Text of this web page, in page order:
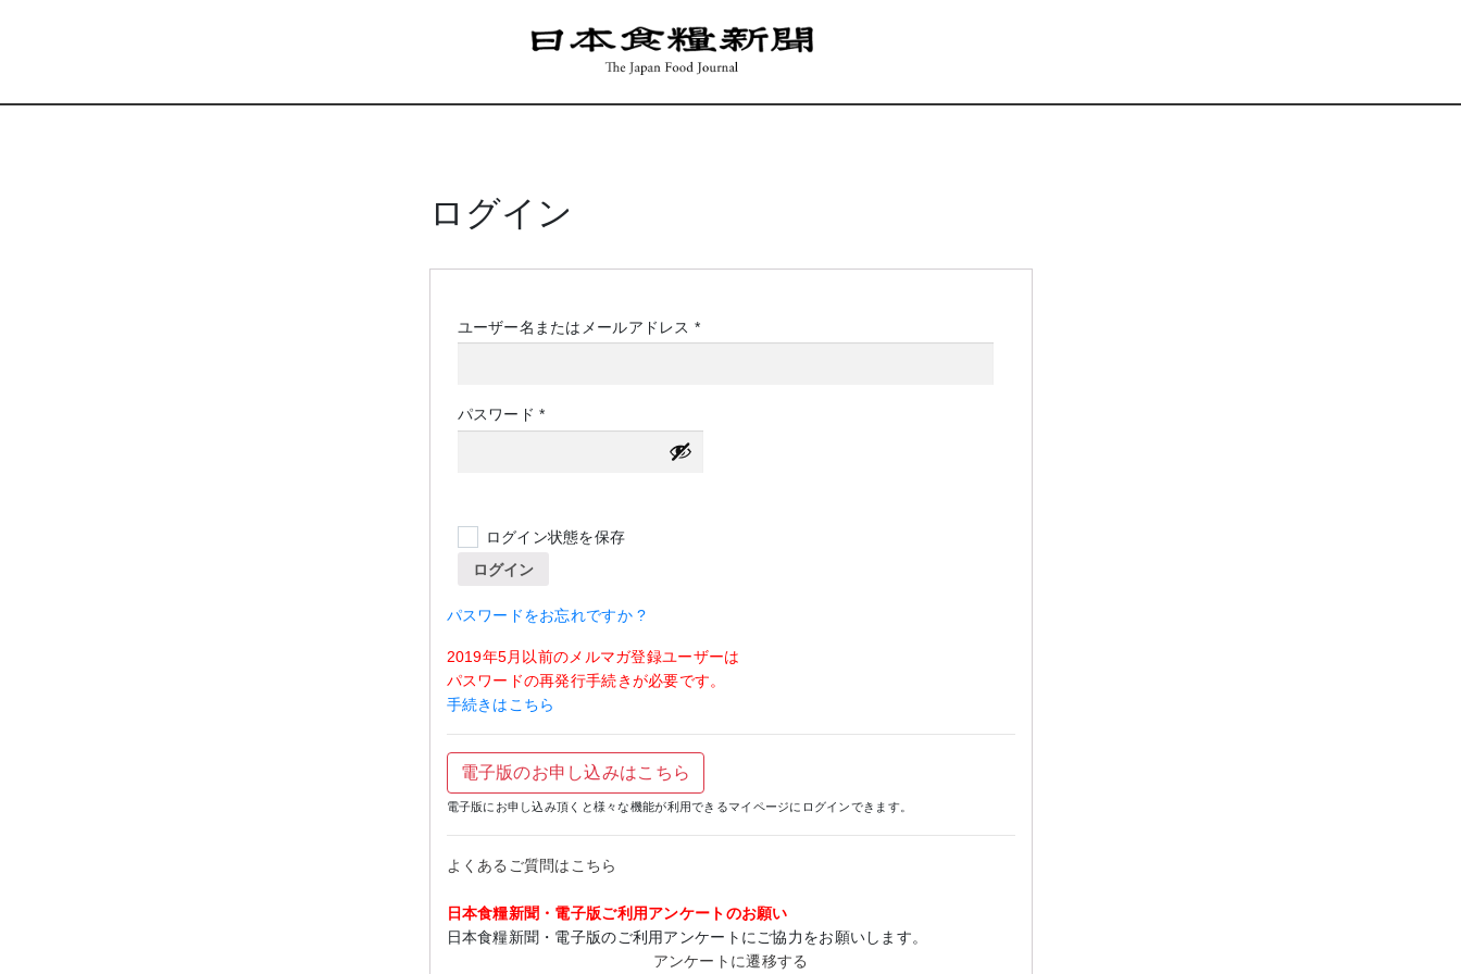
ログイン
ユーザー名またはメールアドレス *必
パスワード*必
須
ログイン状態を保存
ログイン
パスワードをお忘れですか ?
2019年5月以前のメルマガ登録ユーザーは
パスワードの再発行手続きが必要です。
手続きはこちら
電子版のお申し込みはこちら
電子版にお申し込み頂くと様々な機能が利用できるマイページにログインできます。
よくあるご質問はこちら
日本食糧新聞・電子版ご利用アンケートのお願い
日本食糧新聞・電子版のご利用アンケートにご協力をお願いします。
アンケートに遷移する